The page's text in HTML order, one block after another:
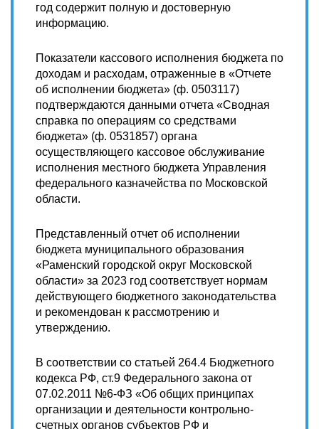
год содержит полную и достоверную
информацию.
Показатели кассового исполнения бюджета по
доходам и расходам, отраженные в «Отчете
об исполнении бюджета» (ф. 0503117)
подтверждаются данными отчета «Сводная
справка по операциям со средствами
бюджета» (ф. 0531857) органа
осуществляющего кассовое обслуживание
исполнения местного бюджета Управления
федерального казначейства по Московской
области.
Представленный отчет об исполнении
бюджета муниципального образования
«Раменский городской округ Московской
области» за 2023 год соответствует нормам
действующего бюджетного законодательства
и рекомендован к рассмотрению и
утверждению.
В соответствии со статьей 264.4 Бюджетного
кодекса РФ, ст.9 Федерального закона от
07.02.2011 №6-ФЗ «Об общих принципах
организации и деятельности контрольно-
счетных органов субъектов РФ и